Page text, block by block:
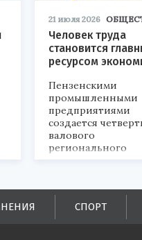
21 июля 2026
Человек труда
становится
ресурсом
Пензенскими
промышленными
предприятиями
создается
валового
регионального
продукта и
поступлений в
бюджеты всех
СПОРТ